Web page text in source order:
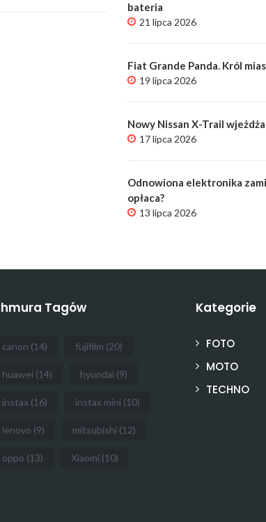
bateria
21 lipca 2026
Fiat Grande Panda. Król
19 lipca 2026
Nowy Nissan X-Trail
17 lipca 2026
Odnowiona elektronika
opłaca?
13 lipca 2026
Tagów
canon (14) fujifilm (20)
huawei (14) hyundai (9)
instax (16) instax mini (10)
lenovo (9) mitsubishi (12)
oppo (13) Xiaomi (10)
Kategorie
FOTO
MOTO
TECHNO